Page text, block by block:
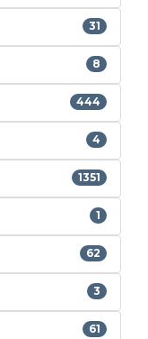
31
8
444
4
1351
1
62
3
61